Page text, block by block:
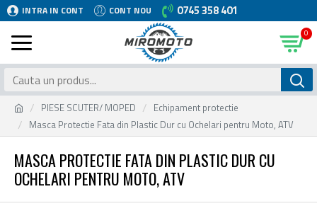
INTRA IN CONT CONT NOU 0745 358 401
0
PIESE SCUTER/ MOPED
Echipament protectie
Masca Protectie Fata din Plastic Dur cu Ochelari pentru Moto, ATV
MASCA PROTECTIE FATA DIN PLASTIC DUR CU
OCHELARI PENTRU MOTO, ATV